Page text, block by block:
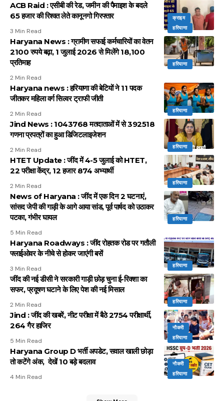
क्राइम
हरियाणा
ACB Raid : एसीबी की रेड, जमीन की पैमाइश के बदले
65 हजार की रिश्वत लेते कानूनगो गिरफ्तार
3 Min Read
हरियाणा
Haryana News : ग्रामीण सफाई कर्मचारियों का वेतन
2100 रुपये बढ़ा, 1 जुलाई 2026 से मिलेंगे 18,100
प्रतिमाह
2 Min Read
हरियाणा
Haryana news : हरियाणा की बेटियों ने 11 पदक
जीतकर महिला वर्ग सिल्वर ट्राफी जीती
2 Min Read
हरियाणा
Jind News : 1043768 मतदाताओं में से 392518
गणना प्रपत्रों का हुआ डिजिटलाइजेशन
2 Min Read
हरियाणा
HTET Update : जींद में 4-5 जुलाई को HTET,
22 परीक्षा केंद्र, 12 हजार 874 अभ्यार्थी
2 Min Read
हरियाणा
News of Haryana : जींद में एक दिन 2 घटनाएं,
सांसद जेपी की गाड़ी के आगे आया सांड, पूर्व पार्षद को उठाकर
पटका, गंभीर घायल
5 Min Read
हरियाणा
Haryana Roadways : जींद रोहतक रोड पर गतौली
फ्लाईओवर के नीचे से होकर जाएंगी बसें
3 Min Read
हरियाणा
जींद की नई डीसी ने सरकारी गाड़ी छोड़ चुना ई-रिक्शा का
सफर, प्रदूषण घटाने के लिए पेश की नई मिसाल
2 Min Read
नौकरी
हरियाणा
Jind : जींद की खबरें, नीट परीक्षा में बैठे 2754 परीक्षार्थी,
264 गैर हाजिर
5 Min Read
नौकरी
हरियाणा
Haryana Group D भर्ती अपडेट, सवाल खाली छोड़ा
तो कटेंगे अंक, देखें 10 बड़े बदलाव
4 Min Read